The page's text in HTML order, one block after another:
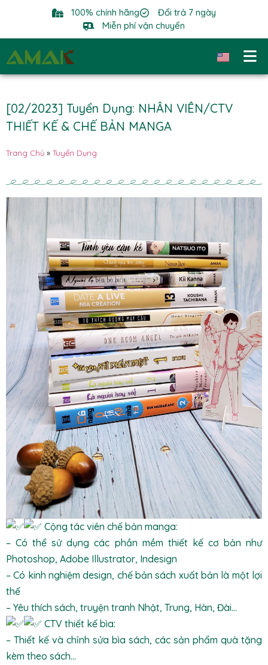
100% chính hãng
Đổi trả 7 ngày
Miễn phí vận chuyển
[02/2023] Tuyển Dụng: NHÂN VIÊN/CTV
THIẾT KẾ & CHẾ BẢN MANGA
Trang Chủ » Tuyển Dụng
Cộng tác viên chế bản manga:
– Có thể sử dụng các phần mềm thiết kế cơ bản như
Photoshop, Adobe Illustrator, Indesign
– Có kinh nghiệm design, chế bản sách xuất bản là một lợi
thế
– Yêu thích sách, truyện tranh Nhật, Trung, Hàn, Đài…
CTV thiết kế bìa:
– Thiết kế và chỉnh sửa bìa sách, các sản phẩm quà tặng
kèm theo sách…